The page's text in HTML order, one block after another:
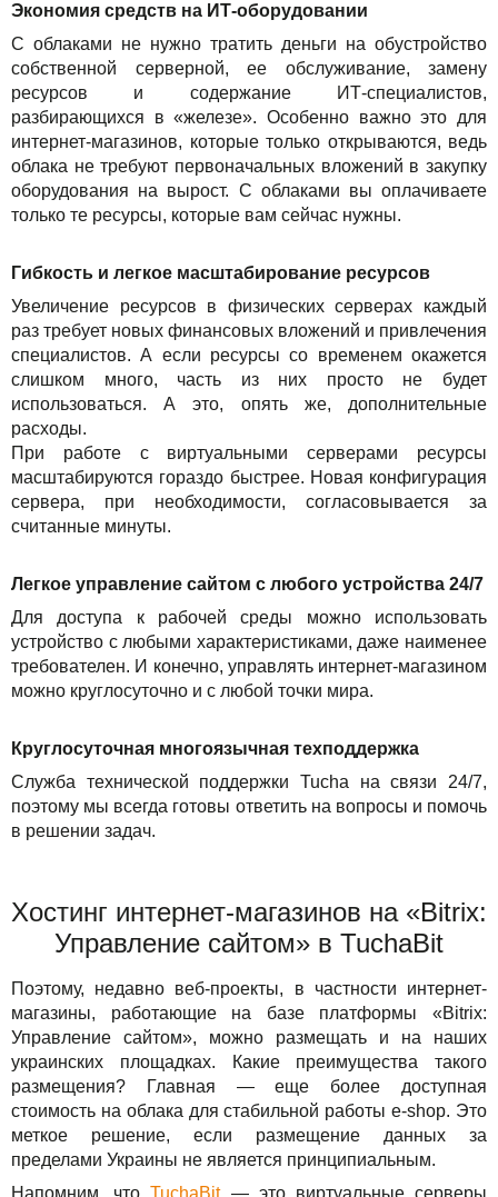
Экономия средств на ИТ-оборудовании
С облаками не нужно тратить деньги на обустройство
собственной серверной, ее обслуживание, замену
ресурсов и содержание ИТ-специалистов,
разбирающихся в «железе». Особенно важно это для
интернет-магазинов, которые только открываются, ведь
облака не требуют первоначальных вложений в закупку
оборудования на вырост. С облаками вы оплачиваете
только те ресурсы, которые вам сейчас нужны.
Гибкость и легкое масштабирование ресурсов
Увеличение ресурсов в физических серверах каждый
раз требует новых финансовых вложений и привлечения
специалистов. А если реcурсы со временем окажется
слишком много, часть из них просто не будет
использоваться. А это, опять же, дополнительные
расходы.
При работе с виртуальными серверами ресурсы
масштабируются гораздо быстрее. Новая конфигурация
сервера, при необходимости, согласовывается за
считанные минуты.
Легкое управление сайтом с любого устройства 24/7
Для доступа к рабочей среды можно использовать
устройство с любыми характеристиками, даже наименее
требователен. И конечно, управлять интернет-магазином
можно круглосуточно и с любой точки мира.
Круглосуточная многоязычная техподдержка
Служба технической поддержки Tucha на связи 24/7,
поэтому мы всегда готовы ответить на вопросы и помочь
в решении задач.
Хостинг интернет-магазинов на «Bitrix:
Управление сайтом» в TuchaBit
Поэтому, недавно веб-проекты, в частности интернет-
магазины, работающие на базе платформы «Bitrix:
Управление сайтом», можно размещать и на наших
украинских площадках. Какие преимущества такого
размещения? Главная — еще более доступная
стоимость на облака для стабильной работы e-shop. Это
меткое решение, если размещение данных за
пределами Украины не является принципиальным.